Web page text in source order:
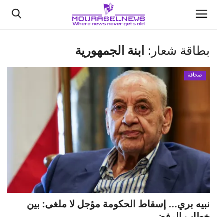
الأخبار
السعودية
علوم وتكنولوجيا
رياضة
فيديو
بطاقة شعار: ابنة الجمهورية
صحافة
نبيه بري... إسقاط الحكومة مؤجل لا ملغى: بين